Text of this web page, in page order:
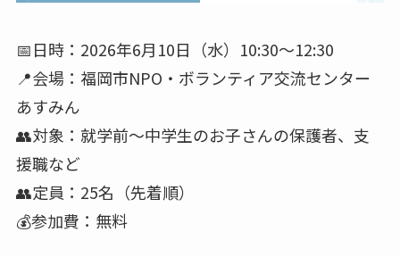
📅日時：2026年6月10日（水）10:30〜12:30
📍会場：福岡市NPO・ボランティア交流センター
あすみん
👥対象：就学前〜中学生のお子さんの保護者、支
援職など
👥定員：25名（先着順）
💰参加費：無料